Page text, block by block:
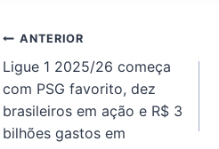
Navegação
de
Post
ANTERIOR
Ligue 1 2025/26 começa
com PSG favorito, dez
brasileiros em ação e R$ 3
bilhões gastos em